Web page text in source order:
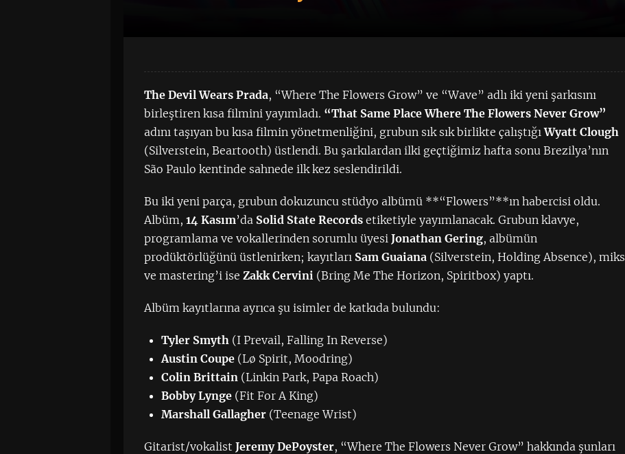
The Devil Wears Prada, “Where The Flowers Grow” ve “Wave” adlı iki yeni şarkısını
birleştiren kısa filmini yayımladı. “That Same Place Where The Flowers Never Grow”
adını taşıyan bu kısa filmin yönetmenliğini, grubun sık sık birlikte çalıştığıWyatt Clough
(Silverstein, Beartooth) üstlendi. Bu şarkılardan ilki geçtiğimiz hafta sonu Brezilya’nın
São Paulo kentinde sahnede ilk kez seslendirildi.
Bu iki yeni parça, grubun dokuzuncu stüdyo albümü **“Flowers”**ın habercisi oldu.
Albüm,14 Kasım’da Solid State Records etiketiyle yayımlanacak. Grubun klavye,
programlama ve vokallerinden sorumlu üyesiJonathan Gering, albümün
prodüktörlüğünü üstlenirken; kayıtları Sam Guaiana (Silverstein, Holding Absence), miks
ve mastering’i iseZakk Cervini (Bring Me The Horizon, Spiritbox) yaptı.
Albüm kayıtlarına ayrıca şu isimler de katkıda bulundu:
Tyler Smyth (I Prevail, Falling In Reverse)
Austin Coupe (Lø Spirit, Moodring)
Colin Brittain (Linkin Park, Papa Roach)
Bobby Lynge (Fit For A King)
Marshall Gallagher (Teenage Wrist)
Gitarist/vokalistJeremy DePoyster, “Where The Flowers Never Grow” hakkında şunları